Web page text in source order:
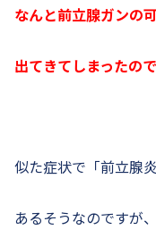
なんと前立腺ガンの
出てきてしまったの
似た症状で「前立腺
あるそうなのですが、